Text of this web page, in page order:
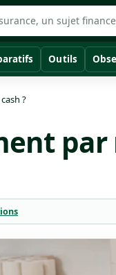
Outils
?
par